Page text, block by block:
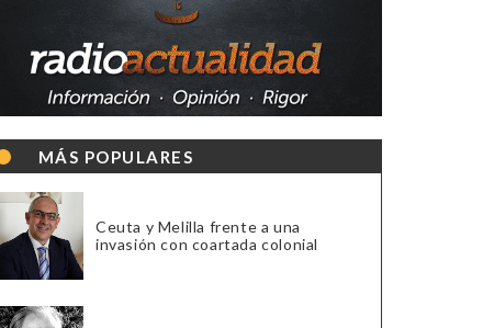
MÁS POPULARES
Ceuta y Melilla frente a una
invasión con coartada colonial